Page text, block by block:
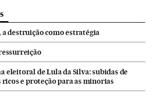
destruição como estratégia
eleitoral de Lula da Silva: subidas de
e proteção para as minorias